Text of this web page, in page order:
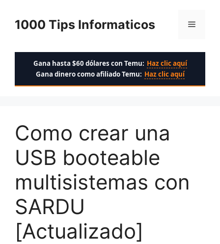
contenido
1000 Tips Informaticos Menú
Gana hasta $60 dólares con Temu: Haz clic aquí
Gana dinero como afiliado Temu: Haz clic aquí
Como crear una
USB booteable
multisistemas con
SARDU
[Actualizado]